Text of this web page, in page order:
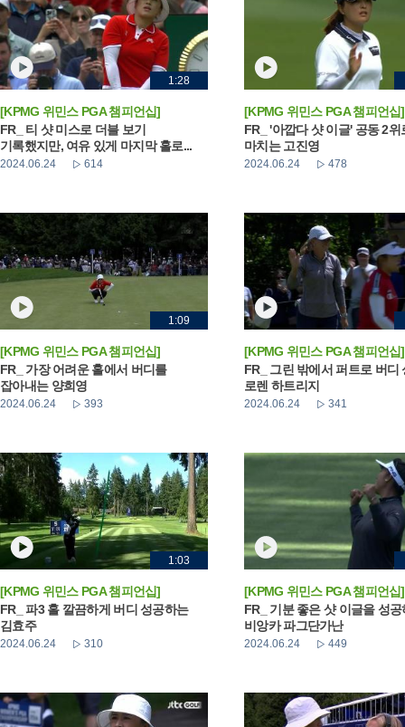
1:28
[KPMG 위민스 PGA 챔피언십]
FR_ 티 샷 미스로 더블 보기
기록했지만, 여유 있게 마지막 홀로...
2024.06.24 614
[KPMG 위민스 PGA 챔피언십]
FR_ '아깝다 샷 이글' 공동 2위
마치는 고진영
2024.06.24 478
1:09
[KPMG 위민스 PGA 챔피언십]
FR_ 가장 어려운 홀에서 버디를
잡아내는 양희영
2024.06.24 393
[KPMG 위민스 PGA 챔피언십]
FR_ 그린 밖에서 퍼트로 버디
로렌 하트리지
2024.06.24 341
1:03
[KPMG 위민스 PGA 챔피언십]
FR_ 파3 홀 깔끔하게 버디 성공하는
김효주
2024.06.24 310
[KPMG 위민스 PGA 챔피언십]
FR_ 기분 좋은 샷 이글을 성공
비앙카 파그단가난
2024.06.24 449